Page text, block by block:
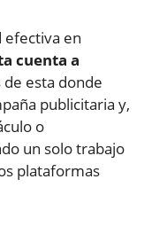
efectiva en
cuenta a
de esta donde
publicitaria y,
o
un solo trabajo
plataformas